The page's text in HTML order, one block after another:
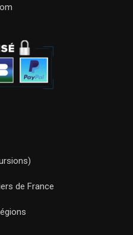
de France